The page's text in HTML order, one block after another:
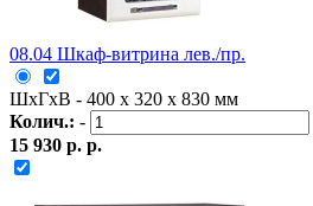
08.04 Шкаф-витрина лев./пр.
ШxГxВ - 400 x 320 x 830 мм
Колич.: -
15 930 р. р.